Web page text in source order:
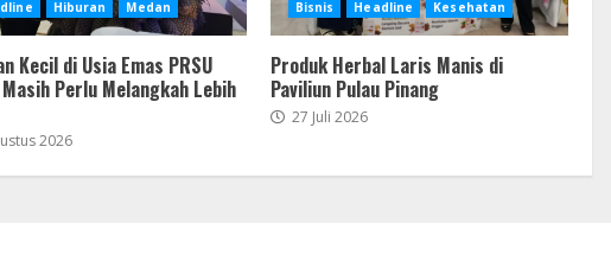
Hiburan Medan
Kecil di Usia Emas PRSU
Perlu Melangkah Lebih
2026
Bisnis Headline Kesehatan
Produk Herbal Laris Manis di
Paviliun Pulau Pinang
27 Juli 2026